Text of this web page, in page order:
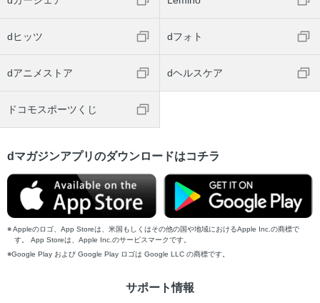
dヒッツ dフォト
dアニメストア dヘルスケア
ドコモスポーツくじ
dマガジンアプリのダウンロードはコチラ
Appleのロゴ、App Storeは、米国もしくはその他の国や地域におけるApple Inc.の商標で
す。 App Storeは、Apple Inc.のサービスマークです。
Google Play および Google Play ロゴは Google LLC の商標です。
サポート情報